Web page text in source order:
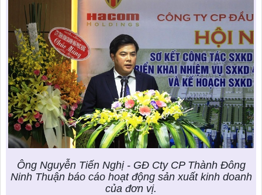
Ông Nguyễn Tiến Nghị - GĐ Cty CP Thành Đông
Ninh Thuận báo cáo hoạt động sản xuất kinh doanh
của đơn vị.